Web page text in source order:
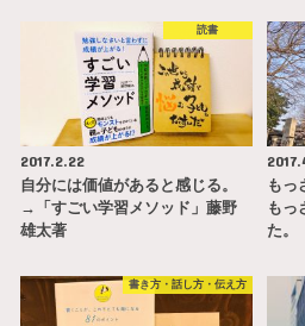
読書
2017.2.22
自分には価値があると感じる。
→「すごい学習メソッド」藤野
雄太著
もっ
もっ
た。
書き方・話し方・伝え方